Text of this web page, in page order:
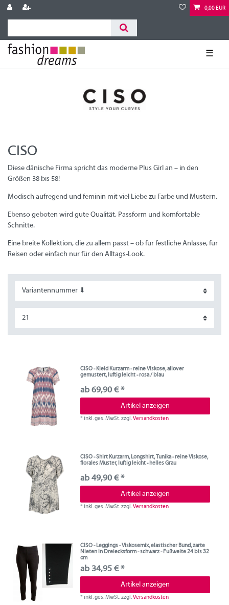
0,00 EUR
☰
CISO
Diese dänische Firma spricht das moderne Plus Girl an – in den
Größen 38 bis 58!
Modisch aufregend und feminin mit viel Liebe zu Farbe und Mustern.
Ebenso geboten wird gute Qualität, Passform und komfortable
Schnitte.
Eine breite Kollektion, die zu allem passt – ob für festliche Anlässe, für
Reisen oder einfach nur für den Alltags-Look.
CISO - Kleid Kurzarm - reine Viskose, allover
gemustert, luftig leicht - rosa / blau
ab 69,90 € *
Artikel anzeigen
*inkl. ges. MwSt.zzgl.Versandkosten
CISO - Shirt Kurzarm, Longshirt, Tunika - reine Viskose,
florales Muster, luftig leicht - helles Grau
ab 49,90 € *
Artikel anzeigen
*inkl. ges. MwSt.zzgl.Versandkosten
CISO - Leggings - Viskosemix, elastischer Bund, zarte
Nieten in Dreiecksform - schwarz - Fußweite 24 bis 32
cm
ab 34,95 € *
Artikel anzeigen
*inkl. ges. MwSt.zzgl.Versandkosten